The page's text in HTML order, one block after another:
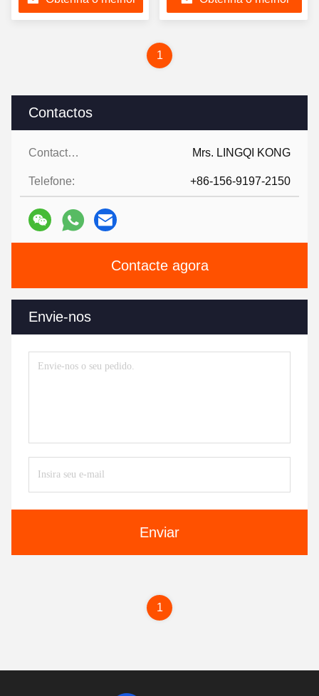
Contactos
Contactos: Mrs. LINGQI KONG
Telefone: +86-156-9197-2150
Contacte agora
Envie-nos
Enviar
Hubbed Slip On Flange
para serviços de água
1
1